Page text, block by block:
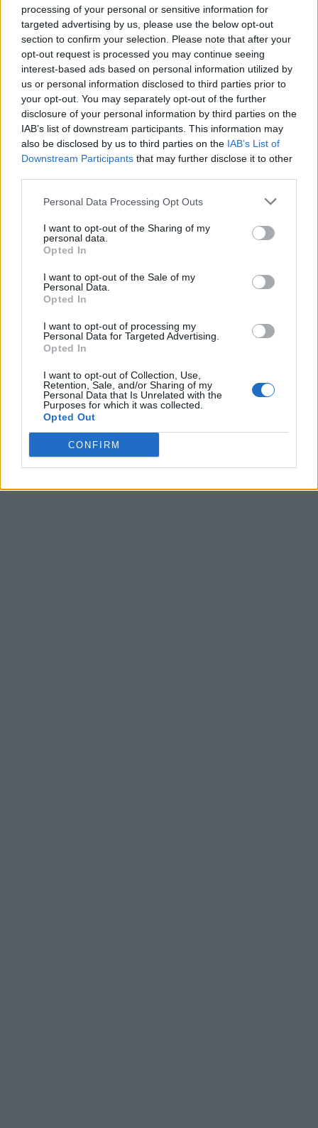
processing of your personal or sensitive information for
targeted advertising by us, please use the below opt-out
section to confirm your selection. Please note that after your
opt-out request is processed you may continue seeing
interest-based ads based on personal information utilized by
us or personal information disclosed to third parties prior to
your opt-out. You may separately opt-out of the further
disclosure of your personal information by third parties on the
IAB’s list of downstream participants. This information may
also be disclosed by us to third parties on the IAB’s List of
Downstream Participants that may further disclose it to other
Personal Data Processing Opt Outs
I want to opt-out of the Sharing of my
personal data.
Opted In
I want to opt-out of the Sale of my
Personal Data.
Opted In
I want to opt-out of processing my
Personal Data for Targeted Advertising.
Opted In
I want to opt-out of Collection, Use,
Retention, Sale, and/or Sharing of my
Personal Data that Is Unrelated with the
Purposes for which it was collected.
Opted Out
CONFIRM